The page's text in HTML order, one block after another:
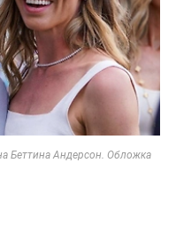
Беттина Андерсон. Обложка